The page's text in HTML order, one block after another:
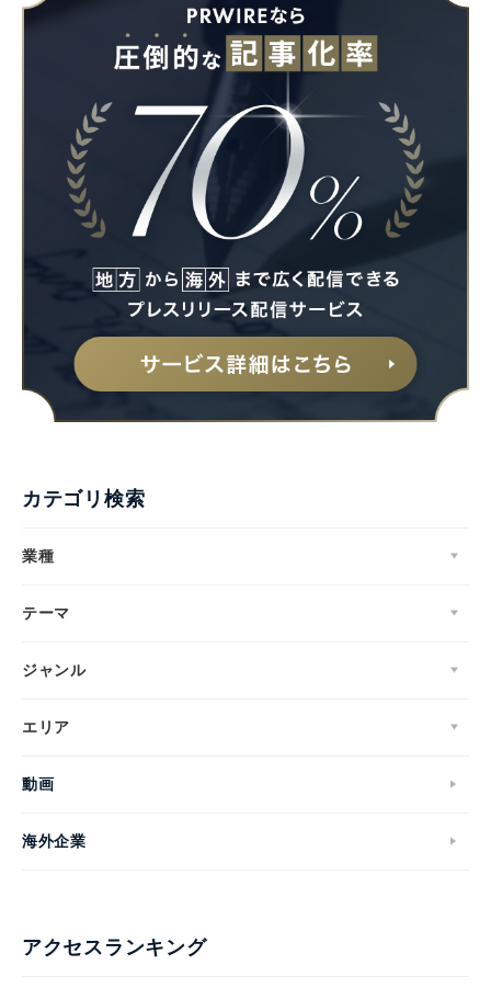
カテゴリ検索
業種
テーマ
ジャンル
エリア
動画
海外企業
アクセスランキング